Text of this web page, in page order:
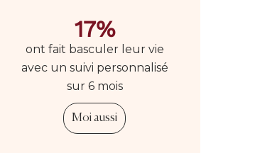
17%
ont fait basculer leur vie
avec un suivi personnalisé
sur 6 mois
Moi aussi